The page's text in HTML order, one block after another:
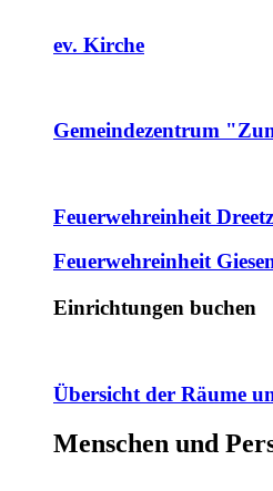
ev. Kirche
Gemeindezentrum
Feuerwehreinheit Dreetz
Feuerwehreinheit
Einrichtungen buchen
Übersicht der Räume
Menschen und